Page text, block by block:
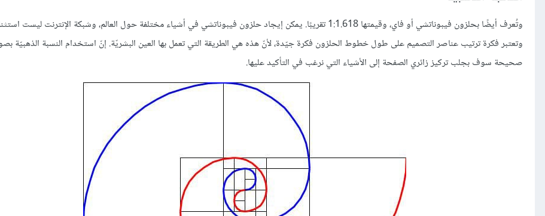
وتُعرف أيضًا بحلزون فيبوناتشي أو فاي، وقيمتها 1:1.618 تقريبًا. يمكن إيجاد حلزون فيبوناتشي في أشياء مختلفة حول العالم، وشبكة الإنترنت ليست
وتعتبر فكرة ترتيب عناصر التصميم على طول خطوط الحلزون فكرة جيّدة، لأنّ هذه هي الطريقة التي تعمل بها العين البشريّة. إنّ استخدام النسبة الذهبيّة
صحيحة سوف بجلب تركيز زائري الصفحة إلى الأشياء التي نرغب في التأكيد عليها.